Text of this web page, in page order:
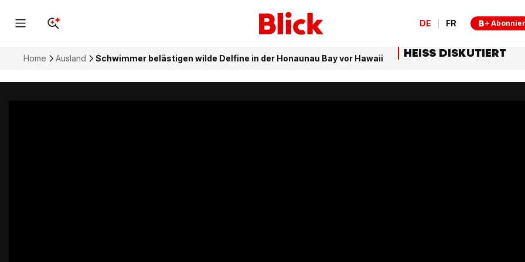
DE FR
Home Ausland Schwimmer belästigen wilde Delfine in der Honaunau Bay vor Hawaii HEISS DISKUTIERT